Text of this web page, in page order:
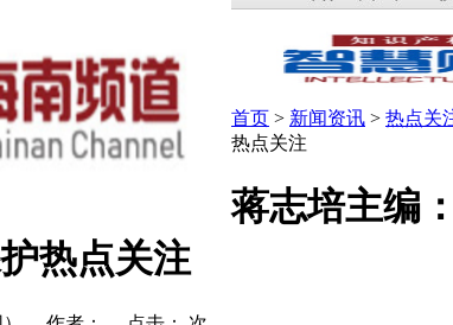
首页 > 新闻资讯 > 热点关
热点关注
蒋志培主编
热点关注